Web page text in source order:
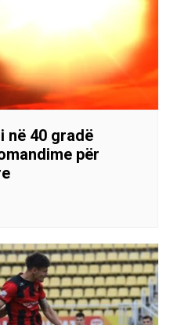
në 40 gradë
për